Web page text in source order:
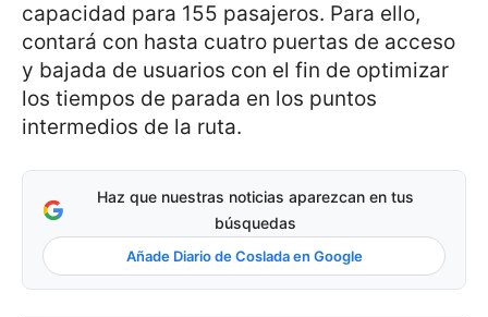
capacidad para 155 pasajeros. Para ello,
contará con hasta cuatro puertas de acceso
y bajada de usuarios con el fin de optimizar
los tiempos de parada en los puntos
intermedios de la ruta.
Haz que nuestras noticias aparezcan en tus
búsquedas
Añade Diario de Coslada en Google